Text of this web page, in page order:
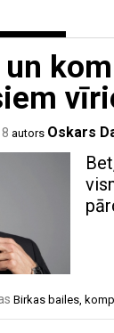
autors Oskars
Birkas bailes